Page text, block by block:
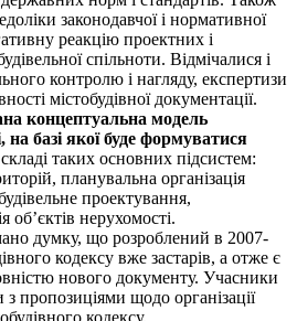
законодавчої і нормативної
реакцію проектних і
спільноти. Відмічалися і
контролю і нагляду, експертизи
містобудівної документації.
концептуальна модель
на базі якої буде формуватися
таких основних підсистем:
планувальна організація
проектування,
об’єктів нерухомості.
думку, що розроблений в 2007-
кодексу вже застарів, а отже є
нового документу. Учасники
пропозиціями щодо організації
кодексу.